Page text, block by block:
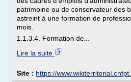
patrimoine ou de conservateur des
astreint à une formation de
mois.
1.1.3.4. Formation de...
Lire la suite
Site : https://